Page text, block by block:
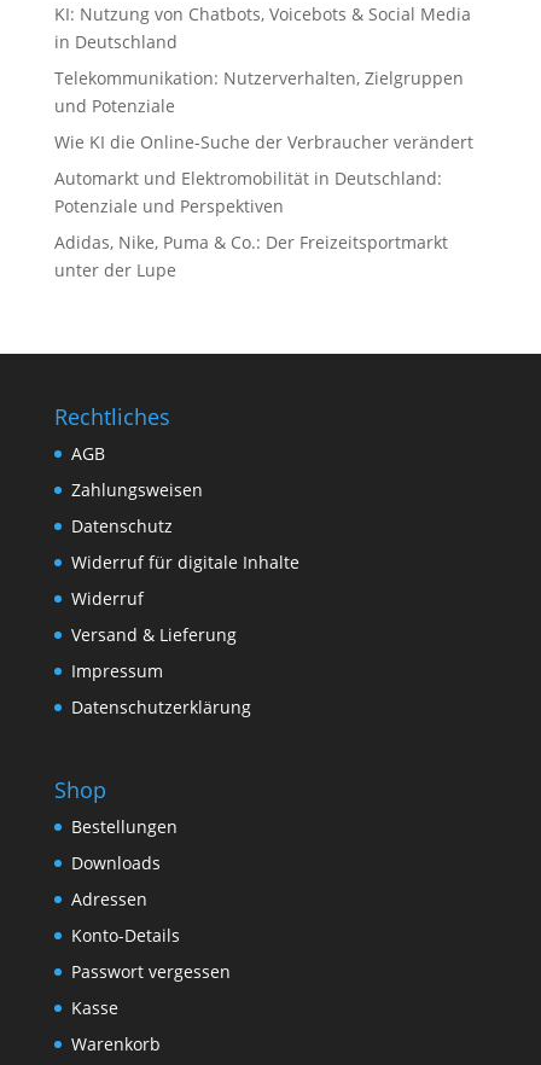
KI: Nutzung von Chatbots, Voicebots & Social Media
in Deutschland
Telekommunikation: Nutzerverhalten, Zielgruppen
und Potenziale
Wie KI die Online-Suche der Verbraucher verändert
Automarkt und Elektromobilität in Deutschland:
Potenziale und Perspektiven
Adidas, Nike, Puma & Co.: Der Freizeitsportmarkt
unter der Lupe
Rechtliches
AGB
Zahlungsweisen
Datenschutz
Widerruf für digitale Inhalte
Widerruf
Versand & Lieferung
Impressum
Datenschutzerklärung
Shop
Bestellungen
Downloads
Adressen
Konto-Details
Passwort vergessen
Kasse
Warenkorb